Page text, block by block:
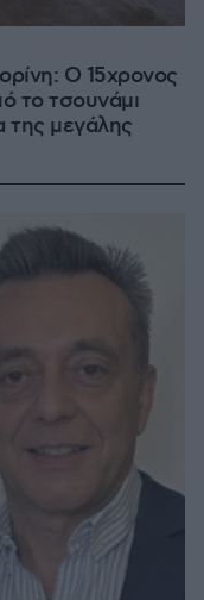
Ο 15χρονος
το τσουνάμι
της μεγάλης